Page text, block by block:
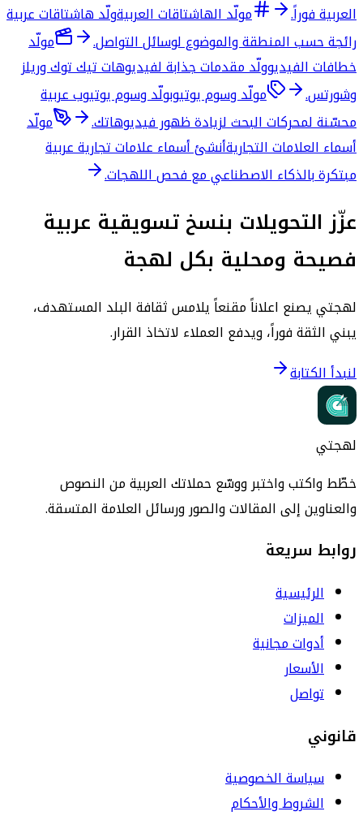
العربية فوراً.
مولّد الهاشتاقات العربيةولّد هاشتاقات عربية
رائجة حسب المنطقة والموضوع لوسائل التواصل.
مولّد
خطافات الفيديوولّد مقدمات جذابة لفيديوهات تيك توك وريلز
وشورتس.
مولّد وسوم يوتيوبولّد وسوم يوتيوب عربية
محسّنة لمحركات البحث لزيادة ظهور فيديوهاتك.
مولّد
أسماء العلامات التجاريةأنشئ أسماء علامات تجارية عربية
مبتكرة بالذكاء الاصطناعي مع فحص اللهجات.
عزّز التحويلات بنسخ تسويقية عربية
فصيحة ومحلية بكل لهجة
لهجتي يصنع اعلاناً مقنعاً يلامس ثقافة البلد المستهدف،
يبني الثقة فوراً، ويدفع العملاء لاتخاذ القرار.
لنبدأ الكتابة
لهجتي
خطّط واكتب واختبر ووسّع حملاتك العربية من النصوص
والعناوين إلى المقالات والصور ورسائل العلامة المتسقة.
روابط سريعة
الرئيسية
الميزات
أدوات مجانية
الأسعار
تواصل
قانوني
سياسة الخصوصية
الشروط والأحكام